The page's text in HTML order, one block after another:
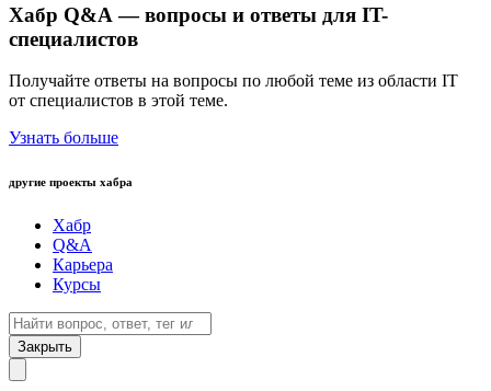
Хабр Q&A — вопросы и ответы для IT-
специалистов
Получайте ответы на вопросы по любой теме из области IT
от специалистов в этой теме.
Узнать больше
другие проекты хабра
Хабр
Q&A
Карьера
Курсы
Закрыть